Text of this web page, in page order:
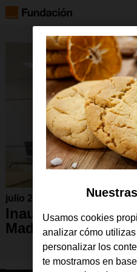
julio 2021
Inauguración
Madrid
Usamos cookies
analizar cómo
personalizar los
te mostramos en